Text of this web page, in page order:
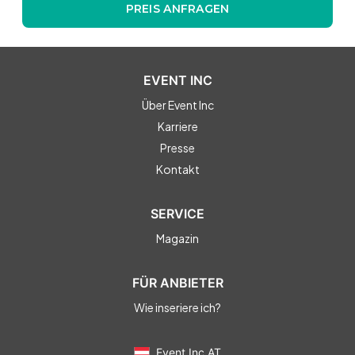
PREIS ANFRAGEN
EVENT INC
Über Event Inc
Karriere
Presse
Kontakt
SERVICE
Magazin
FÜR ANBIETER
Wie inseriere ich?